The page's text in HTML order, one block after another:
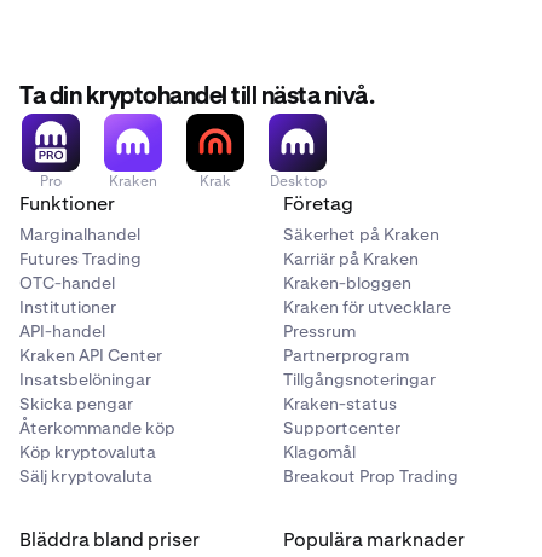
Ta din kryptohandel till nästa nivå.
Pro Kraken Krak Desktop
Funktioner
Marginalhandel
Futures Trading
OTC-handel
Institutioner
API-handel
Kraken API Center
Insatsbelöningar
Skicka pengar
Återkommande köp
Köp kryptovaluta
Sälj kryptovaluta
Företag
Säkerhet på Kraken
Karriär på Kraken
Kraken-bloggen
Kraken för utvecklare
Pressrum
Partnerprogram
Tillgångsnoteringar
Kraken-status
Supportcenter
Klagomål
Breakout Prop Trading
Bläddra bland priser Populära marknader